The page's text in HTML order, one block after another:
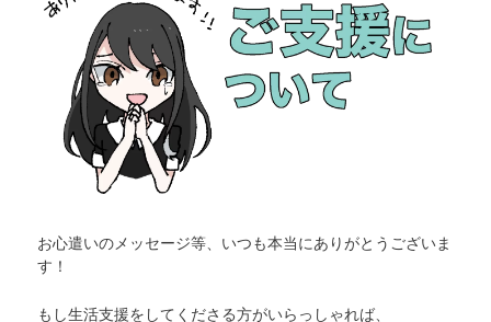
お心遣いのメッセージ等、いつも本当にありがとうございま
す！
もし生活支援をしてくださる方がいらっしゃれば、